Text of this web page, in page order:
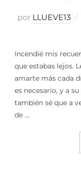
por LLUEVE13
Incendié mis
que estabas lejos.
amarte más cada
es necesario, y a
también sé que a
de …